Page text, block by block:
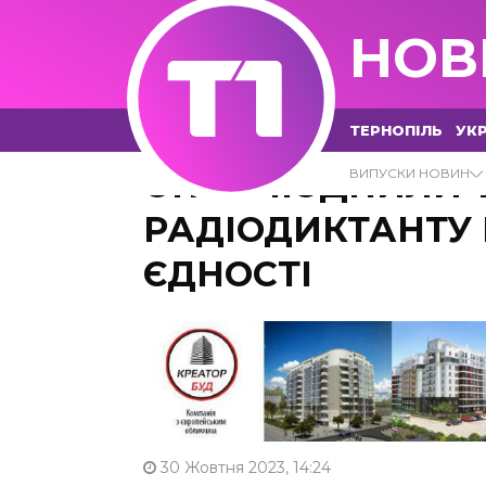
ТЕРНОПІЛЬ
ВИПУСКИ НОВИН
ОПРИЛЮДНИЛИ
ЄДНОСТІ
30 Жовтня 2023, 14:24